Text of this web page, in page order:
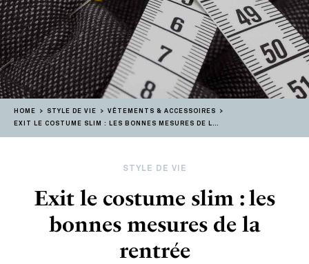
HOME STYLE DE VIE
VÊTEMENTS & ACCESSOIRES
EXIT LE COSTUME SLIM : LES BONNES MESURES DE LA RENTRÉE
STYLE DE VIE
Exit le costume slim : les
bonnes mesures de la
rentrée